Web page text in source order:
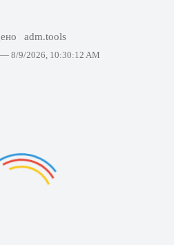
adm.tools
— 8/9/2026, 10:30:12 AM